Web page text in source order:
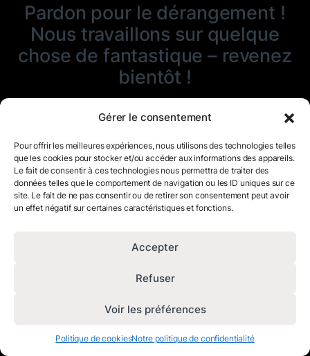
Gérer le consentement
Pour offrir les meilleures expériences, nous utilisons des technologies telles
que les cookies pour stocker et/ou accéder aux informations des appareils.
Le fait de consentir à ces technologies nous permettra de traiter des
données telles que le comportement de navigation ou les ID uniques sur ce
site. Le fait de ne pas consentir ou de retirer son consentement peut avoir
un effet négatif sur certaines caractéristiques et fonctions.
Accepter
Refuser
Voir les préférences
Politique de cookiesNotre politique de confidentialité
Pardon pour le dérangement !
Nous travaillons sur quelque
chose de fantastique – revenez
bientôt !